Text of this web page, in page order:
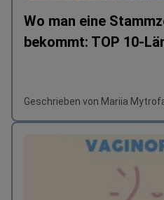
Wo man eine
bekommt: TOP 10-
Geschrieben von Mariia